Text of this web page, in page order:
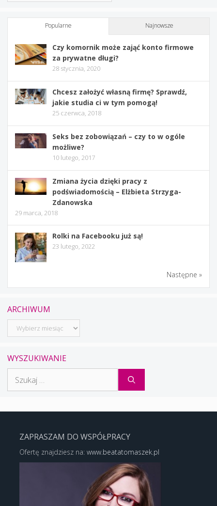
Popularne Najnowsze
Czy komornik może zająć konto firmowe
za prywatne długi?
28 stycznia, 2020
Chcesz założyć własną firmę? Sprawdź,
jakie studia ci w tym pomogą!
25 czerwca, 2018
Seks bez zobowiązań – czy to w ogóle
możliwe?
10 lutego, 2017
Zmiana życia dzięki pracy z
podświadomością – Elżbieta Strzyga-
Zdanowska
29 marca, 2018
Rolki na Facebooku już są!
23 lutego, 2022
Następne »
ARCHIWUM
Archiwum
WYSZUKIWANIE
ZAPRASZAM DO WSPÓŁPRACY
Ofertę znajdziesz na: www.beatatomaszek.pl